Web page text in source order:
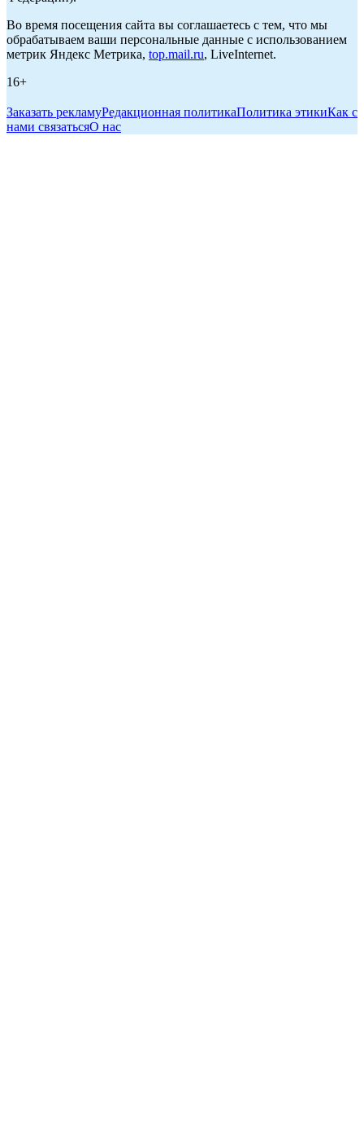
Во время посещения сайта вы соглашаетесь с тем, что мы
обрабатываем ваши персональные данные с использованием
метрик Яндекс Метрика, top.mail.ru, LiveInternet.
16+
Заказать рекламуРедакционная политикаПолитика этикиКак с
нами связатьсяО нас